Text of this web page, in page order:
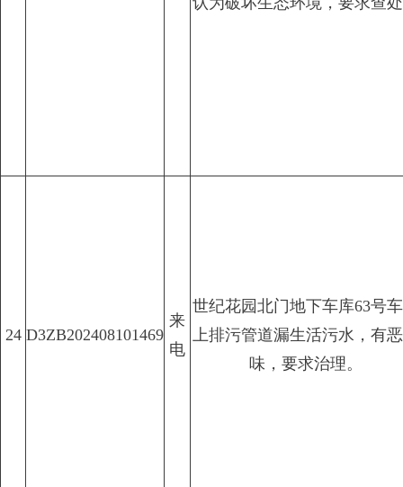
24 D3ZB202408101469
来
电
世纪花园北门地下车库63号
上排污管道漏生活污水，有
味，要求治理。